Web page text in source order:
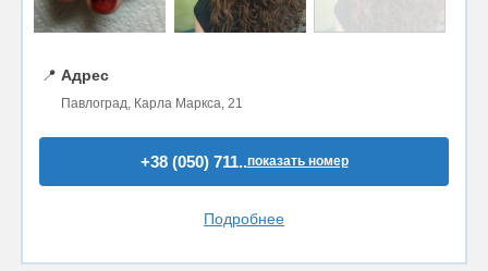
📍 Адрес
Павлоград, Карла Маркса, 21
+38 (050) 711..показать номер
Подробнее